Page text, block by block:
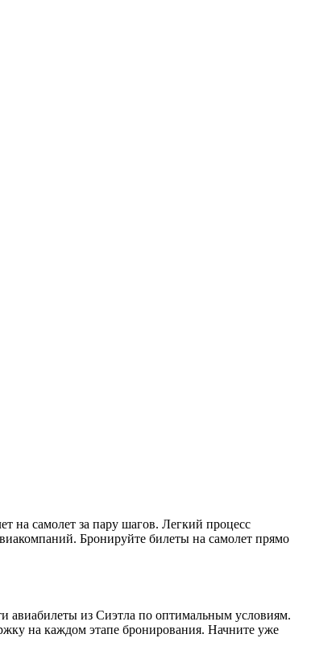
на самолет за пару шагов. Легкий процесс
Бронируйте билеты на самолет прямо
авиабилеты из Сиэтла по оптимальным условиям.
на каждом этапе бронирования. Начните уже